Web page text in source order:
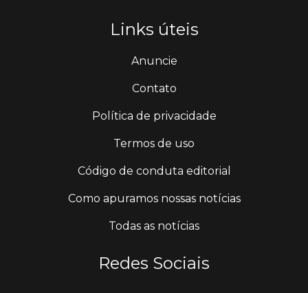
Links úteis
Anuncie
Contato
Política de privacidade
Termos de uso
Código de conduta editorial
Como apuramos nossas notícias
Todas as notícias
Redes Sociais